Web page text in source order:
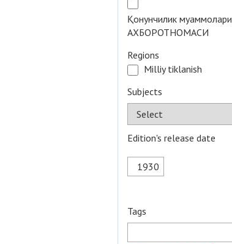
Қонунчилик муаммолари
АХБОРОТНОМАСИ
Regions
Milliy tiklanish
Subjects
Edition's release date
Tags